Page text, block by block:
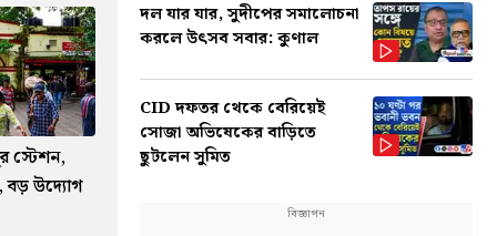
স্টেশন,
বড় উদ্যোগ
দল যার যার, সুদীপের সমালোচনা
করলে উৎসব সবার: কুণাল
CID দফতর থেকে বেরিয়েই
সোজা অভিষেকের বাড়িতে
ছুটলেন সুমিত